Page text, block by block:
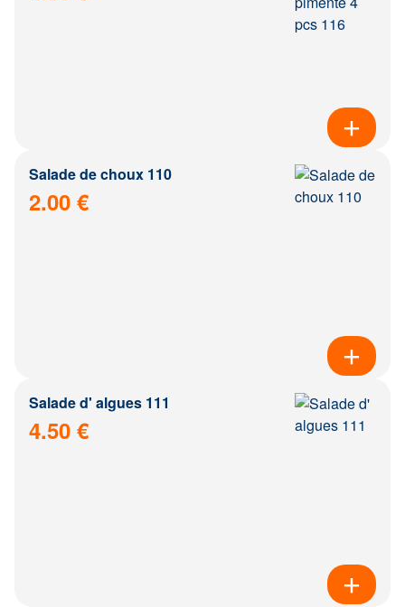
Salade de choux 110
2.00 €
Salade d' algues 111
4.50 €